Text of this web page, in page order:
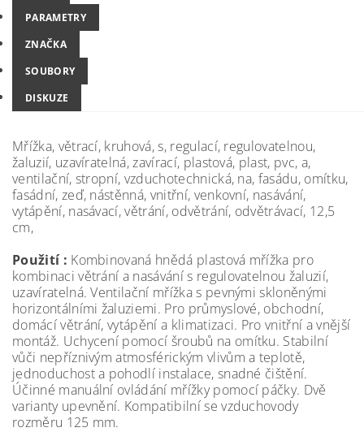
PARAMETRY
ZNAČKA
SOUBORY
DISKUZE
Mřížka, větrací, kruhová, s, regulací, regulovatelnou,
žaluzií, uzavíratelná, zavírací, plastová, plast, pvc, a,
ventilační, stropní, vzduchotechnická, na, fasádu, omítku,
fasádní, zeď, nástěnná, vnitřní, venkovní, nasávání,
vytápění, nasávací, větrání, odvětrání, odvětrávací, 12,5
cm,
Použití : Kombinovaná hnědá plastová mřížka pro
kombinaci větrání a nasávání s regulovatelnou žaluzií,
uzavíratelná. Ventilační mřížka s pevnými skloněnými
horizontálními žaluziemi. Pro průmyslové, obchodní,
domácí větrání, vytápění a klimatizaci. Pro vnitřní a vnější
montáž. Uchycení pomocí šroubů na omítku. Stabilní
vůči nepříznivým atmosférickým vlivům a teplotě,
jednoduchost a pohodlí instalace, snadné čištění.
Účinné manuální ovládání mřížky pomocí páčky. Dvě
varianty upevnění. Kompatibilní se vzduchovody
rozměru 125 mm.